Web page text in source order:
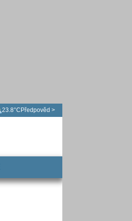
23.8°C Předpověd >